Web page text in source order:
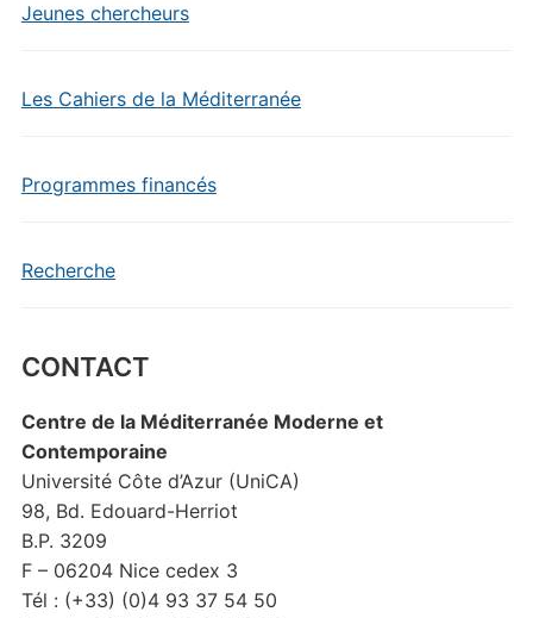
Jeunes chercheurs
Les Cahiers de la Méditerranée
Programmes financés
Recherche
CONTACT
Centre de la Méditerranée Moderne et
Contemporaine
Université Côte d’Azur (UniCA)
98, Bd. Edouard-Herriot
B.P. 3209
F – 06204 Nice cedex 3
Tél : (+33) (0)4 93 37 54 50